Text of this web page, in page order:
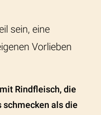
sein, eine
Vorlieben
Rindfleisch, die
schmecken als die